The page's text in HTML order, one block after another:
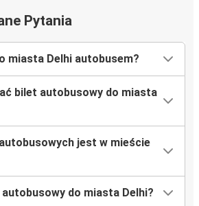
Pytania
miasta Delhi autobusem?
bilet autobusowy do miasta
jest w mieście
autobusowy do miasta Delhi?